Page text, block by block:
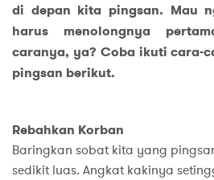
di depan kita pingsan. Mau
harus menolongnya
caranya, ya? Coba ikuti cara-
pingsan berikut.
Rebahkan Korban
Baringkan sobat kita yang
sedikit luas. Angkat kakinya